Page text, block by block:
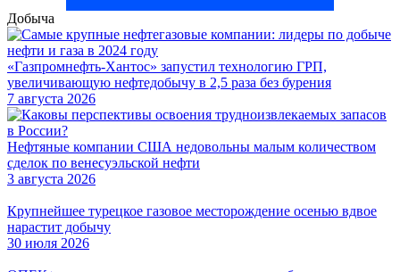
Добыча
«Газпромнефть-Хантос» запустил технологию ГРП,
увеличивающую нефтедобычу в 2,5 раза без бурения
7 августа 2026
Нефтяные компании США недовольны малым количеством
сделок по венесуэльской нефти
3 августа 2026
Крупнейшее турецкое газовое месторождение осенью вдвое
нарастит добычу
30 июля 2026